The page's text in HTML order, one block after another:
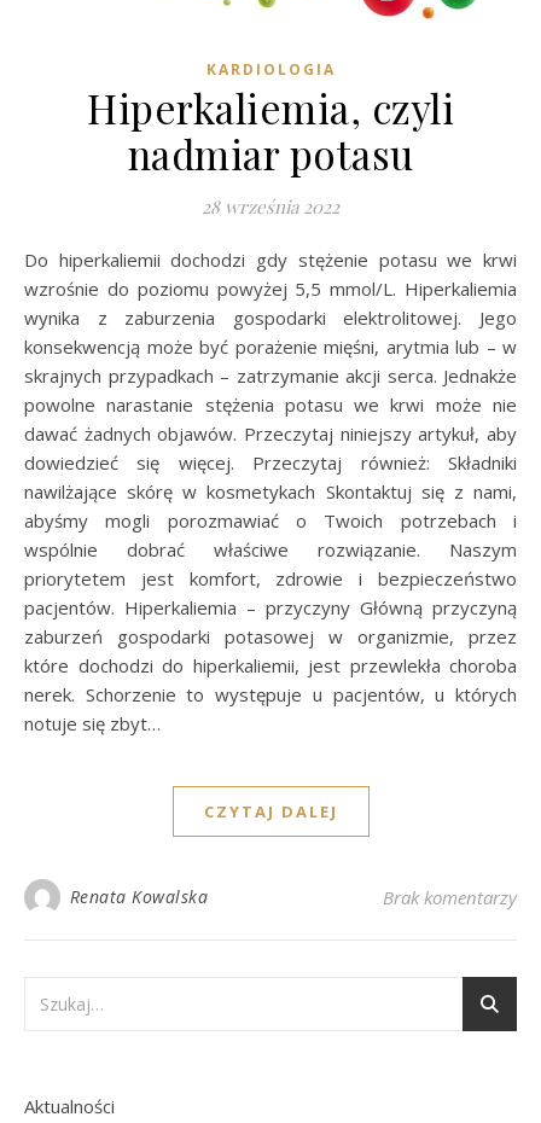
KARDIOLOGIA
Hiperkaliemia, czyli
nadmiar potasu
28 września 2022
Do hiperkaliemii dochodzi gdy stężenie potasu we krwi
wzrośnie do poziomu powyżej 5,5 mmol/L. Hiperkaliemia
wynika z zaburzenia gospodarki elektrolitowej. Jego
konsekwencją może być porażenie mięśni, arytmia lub – w
skrajnych przypadkach – zatrzymanie akcji serca. Jednakże
powolne narastanie stężenia potasu we krwi może nie
dawać żadnych objawów. Przeczytaj niniejszy artykuł, aby
dowiedzieć się więcej. Przeczytaj również: Składniki
nawilżające skórę w kosmetykach Skontaktuj się z nami,
abyśmy mogli porozmawiać o Twoich potrzebach i
wspólnie dobrać właściwe rozwiązanie. Naszym
priorytetem jest komfort, zdrowie i bezpieczeństwo
pacjentów. Hiperkaliemia – przyczyny Główną przyczyną
zaburzeń gospodarki potasowej w organizmie, przez
które dochodzi do hiperkaliemii, jest przewlekła choroba
nerek. Schorzenie to występuje u pacjentów, u których
notuje się zbyt…
CZYTAJ DALEJ
Renata Kowalska Brak komentarzy
Aktualności